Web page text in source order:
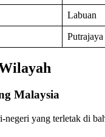
Labuan
Putrajaya
Malaysia
yang terletak di